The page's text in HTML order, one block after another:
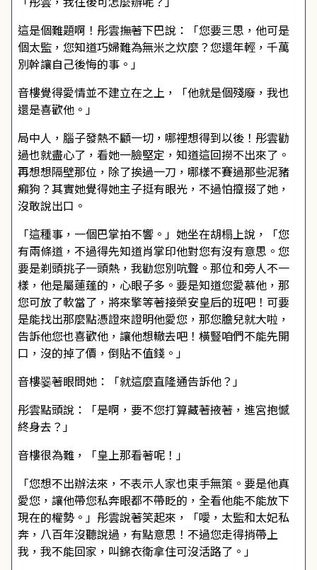
這是個難題啊！彤雲撫著下巴說：「您要三思，他可是
個太監，您知道巧婦難為無米之炊麼？您還年輕，千萬
別幹讓自己後悔的事。」
音樓覺得愛情並不建立在之上，「他就是個殘廢，我也
還是喜歡他。」
局中人，腦子發熱不顧一切，哪裡想得到以後！彤雲勸
過也就盡心了，看她一臉堅定，知道這回撈不出來了。
再想想隔壁那位，除了挨過一刀，哪樣不賽過那些泥豬
癩狗？其實她覺得她主子挺有眼光，不過怕攛掇了她，
沒敢說出口。
「這種事，一個巴掌拍不響。」她坐在胡榻上說，「您
有兩條道，不過得先知道肖掌印他對您有沒有意思。您
要是剃頭挑子一頭熱，我勸您別吭聲。那位和旁人不一
樣，他是屬蓮蓬的，心眼子多。要是知道您愛慕他，那
您可放了軟當了，將來擎等著接榮安皇后的班吧！可要
是能找出那麼點憑證來證明他愛您，那您膽兒就大啦，
告訴他您也喜歡他，讓他想轍去吧！橫豎咱們不能先開
口，沒的掉了價，倒貼不值錢。」
音樓翣著眼問她：「就這麼直隆通告訴他？」
彤雲點頭說：「是啊，要不您打算藏著掖著，進宮抱憾
終身去？」
音樓很為難，「皇上那看著呢！」
「您想不出辦法來，不表示人家也束手無策。要是他真
愛您，讓他帶您私奔眼都不帶眨的，全看他能不能放下
現在的權勢。」彤雲說著笑起來，「噯，太監和太妃私
奔，八百年沒聽說過，有點意思！不過您走得捎帶上
我，我不能回家，叫錦衣衛拿住可沒活路了。」